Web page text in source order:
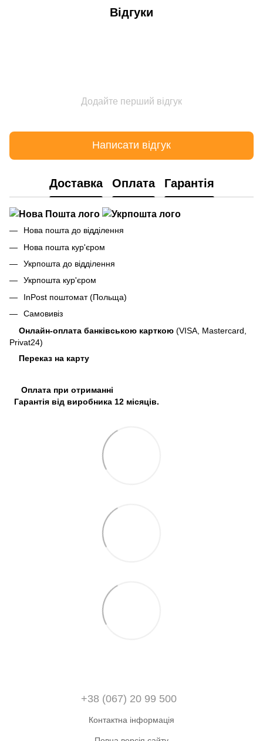
Відгуки
Додайте перший відгук
Написати відгук
Доставка Оплата Гарантія
Нова пошта до відділення
Нова пошта кур'єром
Укрпошта до відділення
Укрпошта кур'єром
InPost поштомат (Польща)
Самовивіз
Онлайн-оплата банківською карткою (VISA, Mastercard,
Privat24)
Переказ на карту
Оплата при отриманні
Гарантія від виробника 12 місяців.
+38 (067) 20 99 500
Контактна інформація